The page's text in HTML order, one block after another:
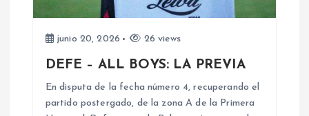
junio 20, 2026 26 views
DEFE – ALL BOYS: LA PREVIA
En disputa de la fecha número 4, recuperando el
partido postergado, de la zona A de la Primera